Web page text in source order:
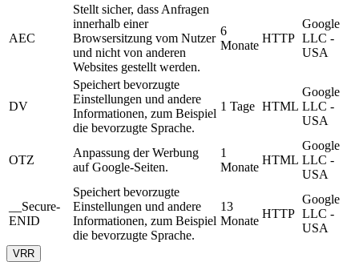
AEC
Stellt sicher, dass Anfragen
innerhalb einer
Browsersitzung vom Nutzer
und nicht von anderen
Websites gestellt werden.
6
Monate
HTTP
Google
LLC -
USA
DV
Speichert bevorzugte
Einstellungen und andere
Informationen, zum Beispiel
die bevorzugte Sprache.
1 Tage HTML
Google
LLC -
USA
OTZ
Anpassung der Werbung
auf Google-Seiten.
1
Monate
HTML
Google
LLC -
USA
__Secure-
ENID
Speichert bevorzugte
Einstellungen und andere
Informationen, zum Beispiel
die bevorzugte Sprache.
13
Monate
HTTP
Google
LLC -
USA
VRR